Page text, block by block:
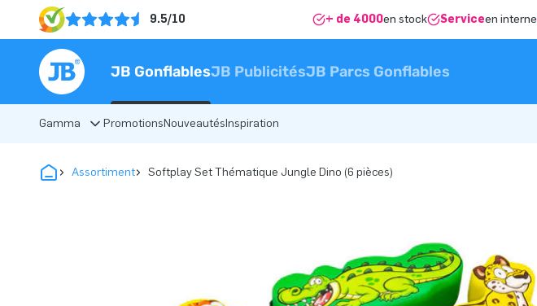
9.5/10 + de 4000en stock Serviceen interne
JB GonflablesJB PublicitésJB Parcs Gonflables
Gamma PromotionsNouveautésInspiration
Assortiment Softplay Set Thématique Jungle Dino (6 pièces)